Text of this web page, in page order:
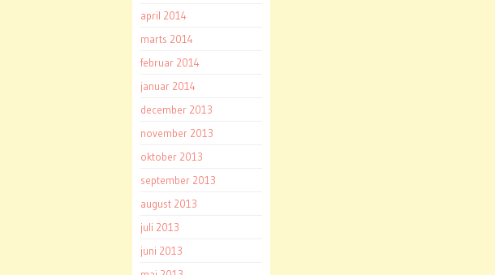
april 2014
marts 2014
februar 2014
januar 2014
december 2013
november 2013
oktober 2013
september 2013
august 2013
juli 2013
juni 2013